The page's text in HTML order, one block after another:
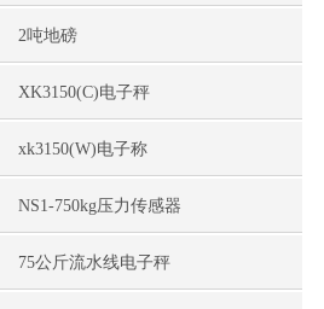
2吨地磅
XK3150(C)电子秤
xk3150(W)电子称
NS1-750kg压力传感器
75公斤流水线电子秤